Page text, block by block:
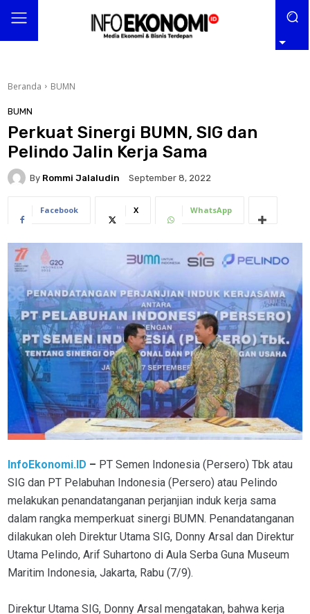
Beranda BUMN
BUMN
Perkuat Sinergi BUMN, SIG dan
Pelindo Jalin Kerja Sama
By Rommi Jalaludin September 8, 2022
Facebook X WhatsApp
InfoEkonomi.ID – PT Semen Indonesia (Persero) Tbk atau
SIG dan PT Pelabuhan Indonesia (Persero) atau Pelindo
melakukan penandatanganan perjanjian induk kerja sama
dalam rangka memperkuat sinergi BUMN. Penandatanganan
dilakukan oleh Direktur Utama SIG, Donny Arsal dan Direktur
Utama Pelindo, Arif Suhartono di Aula Serba Guna Museum
Maritim Indonesia, Jakarta, Rabu (7/9).
Direktur Utama SIG, Donny Arsal mengatakan, bahwa kerja